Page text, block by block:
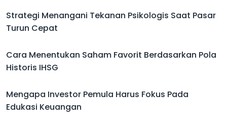
Strategi Menangani Tekanan Psikologis Saat Pasar
Turun Cepat
Cara Menentukan Saham Favorit Berdasarkan Pola
Historis IHSG
Mengapa Investor Pemula Harus Fokus Pada
Edukasi Keuangan